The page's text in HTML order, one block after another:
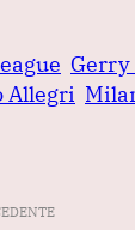
Gerry
Allegri